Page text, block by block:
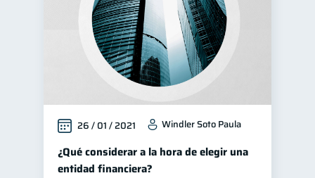
26 / 01 / 2021 Windler Soto Paula
¿Qué considerar a la hora de elegir una
entidad financiera?